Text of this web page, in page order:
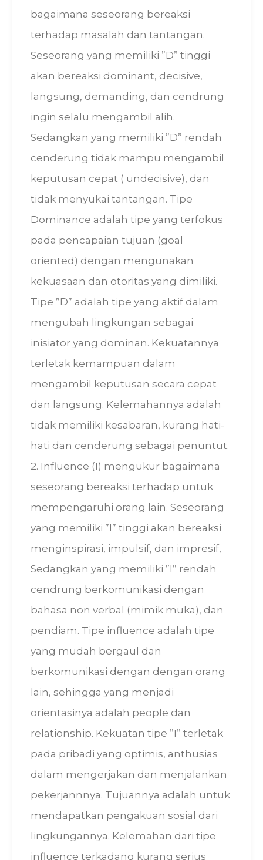
bagaimana seseorang bereaksi
terhadap masalah dan tantangan.
Seseorang yang memiliki ”D” tinggi
akan bereaksi dominant, decisive,
langsung, demanding, dan cendrung
ingin selalu mengambil alih.
Sedangkan yang memiliki ”D” rendah
cenderung tidak mampu mengambil
keputusan cepat ( undecisive), dan
tidak menyukai tantangan. Tipe
Dominance adalah tipe yang terfokus
pada pencapaian tujuan (goal
oriented) dengan mengunakan
kekuasaan dan otoritas yang dimiliki.
Tipe ”D” adalah tipe yang aktif dalam
mengubah lingkungan sebagai
inisiator yang dominan. Kekuatannya
terletak kemampuan dalam
mengambil keputusan secara cepat
dan langsung. Kelemahannya adalah
tidak memiliki kesabaran, kurang hati-
hati dan cenderung sebagai penuntut.
2. Influence (I) mengukur bagaimana
seseorang bereaksi terhadap untuk
mempengaruhi orang lain. Seseorang
yang memiliki ”I” tinggi akan bereaksi
menginspirasi, impulsif, dan impresif,
Sedangkan yang memiliki ”I” rendah
cendrung berkomunikasi dengan
bahasa non verbal (mimik muka), dan
pendiam. Tipe influence adalah tipe
yang mudah bergaul dan
berkomunikasi dengan dengan orang
lain, sehingga yang menjadi
orientasinya adalah people dan
relationship. Kekuatan tipe ”I” terletak
pada pribadi yang optimis, anthusias
dalam mengerjakan dan menjalankan
pekerjannnya. Tujuannya adalah untuk
mendapatkan pengakuan sosial dari
lingkungannya. Kelemahan dari tipe
influence terkadang kurang serius